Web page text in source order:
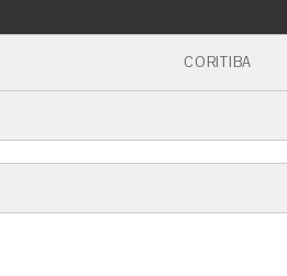
CORITIBA